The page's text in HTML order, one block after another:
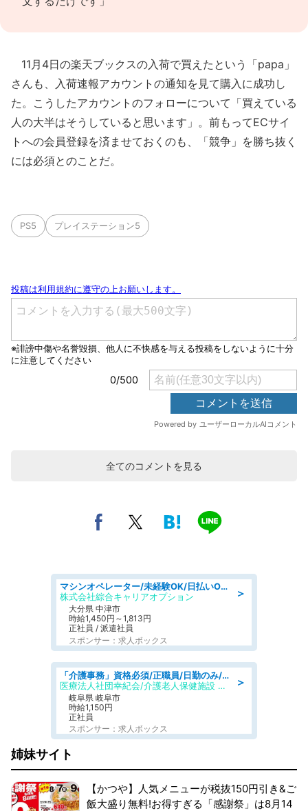
11月4日の楽天ブックスの入荷で買えたという「papa」
さんも、入荷速報アカウントの通知を見て購入に成功し
た。こうしたアカウントのフォローについて「買えている
人の大半はそうしていると思います」。前もってECサイ
トへの会員登録を済ませておくのも、「競争」を勝ち抜く
には必須とのことだ。
PS5 プレイステーション5
全てのコメントを見る
＞
マシンオペレーター/未経験OK/日払いOK/寮費無料/交替制/20・30・40代活躍中
株式会社綜合キャリアオプション
大分県 中津市
時給1,450円～1,813円
正社員 / 派遣社員
スポンサー：求人ボックス
＞
「介護事務」資格必須/正職員/日勤のみ/介護老人保健施設
医療法人社団幸紀会/介護老人保健施設 グリーンビラ安江
岐阜県 岐阜市
時給1,150円
正社員
スポンサー：求人ボックス
姉妹サイト
【かつや】人気メニューが税抜150円引き&ご
飯大盛り無料!お得すぎる「感謝祭」は8月14